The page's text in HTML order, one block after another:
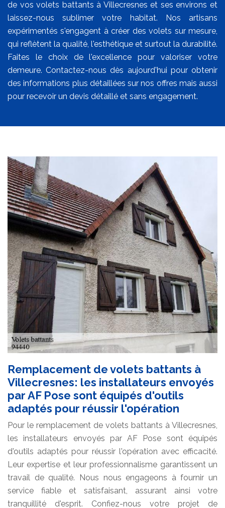
de vos volets battants à Villecresnes et ses environs et
laissez-nous sublimer votre habitat. Nos artisans
expérimentés s'engagent à créer des volets sur mesure,
qui reflètent la qualité, l'esthétique et surtout la durabilité.
Faites le choix de l'excellence pour valoriser votre
demeure. Contactez-nous dès aujourd'hui pour obtenir
des informations plus détaillées sur nos offres mais aussi
pour recevoir un devis détaillé et sans engagement.
Remplacement de volets battants à
Villecresnes: les installateurs envoyés
par AF Pose sont équipés d'outils
adaptés pour réussir l'opération
Pour le remplacement de volets battants à Villecresnes,
les installateurs envoyés par AF Pose sont équipés
d'outils adaptés pour réussir l'opération avec efficacité.
Leur expertise et leur professionnalisme garantissent un
travail de qualité. Nous nous engageons à fournir un
service fiable et satisfaisant, assurant ainsi votre
tranquillité d'esprit. Confiez-nous votre projet de